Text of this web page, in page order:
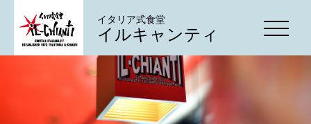
イタリア式食堂
イルキャンティ